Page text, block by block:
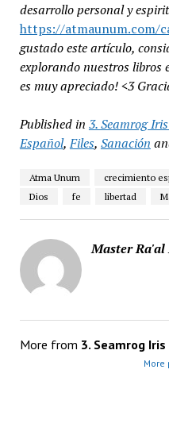
desarrollo personal y
https://atmaunum.com/
gustado este artículo,
explorando nuestros libros
es muy apreciado! <3
Published in 3. Seamrog
Español,Files, Sanación
Atma Unum crecimiento
Dios
fe libertad
Master
More from 3. Seamrog
More